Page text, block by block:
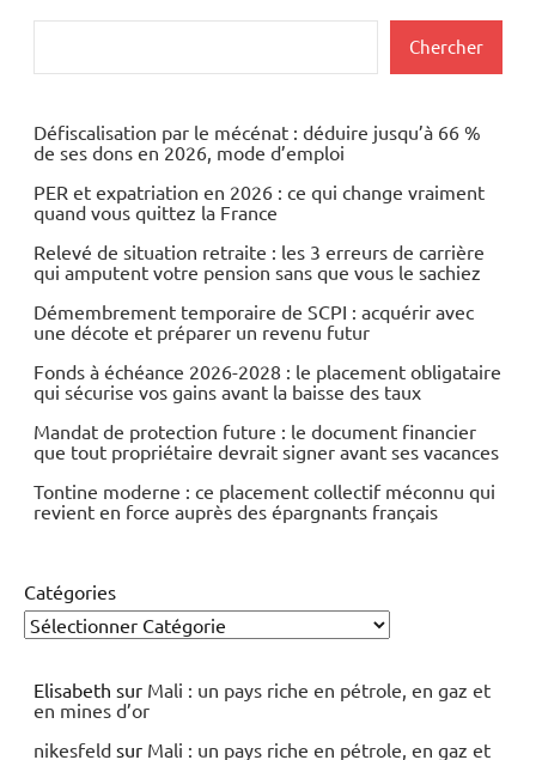
Chercher
Défiscalisation par le mécénat : déduire jusqu’à 66 %
de ses dons en 2026, mode d’emploi
PER et expatriation en 2026 : ce qui change vraiment
quand vous quittez la France
Relevé de situation retraite : les 3 erreurs de carrière
qui amputent votre pension sans que vous le sachiez
Démembrement temporaire de SCPI : acquérir avec
une décote et préparer un revenu futur
Fonds à échéance 2026-2028 : le placement obligataire
qui sécurise vos gains avant la baisse des taux
Mandat de protection future : le document financier
que tout propriétaire devrait signer avant ses vacances
Tontine moderne : ce placement collectif méconnu qui
revient en force auprès des épargnants français
Catégories
Elisabeth sur Mali : un pays riche en pétrole, en gaz et
en mines d’or
nikesfeld sur Mali : un pays riche en pétrole, en gaz et